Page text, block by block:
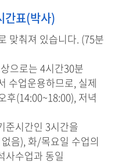
간표(박사)
맞춰져 있습니다. (75분
으로는 4시간30분
수업운용하므로, 실제
후(14:00~18:00), 저녁
준시간인 3시간을
음), 화/목요일 수업의
사수업과 동일